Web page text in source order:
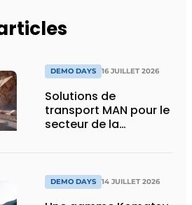
DEMO DAYS 16 JUILLET 2026
Solutions de
transport MAN pour le
secteur de la
DEMO DAYS 14 JUILLET 2026